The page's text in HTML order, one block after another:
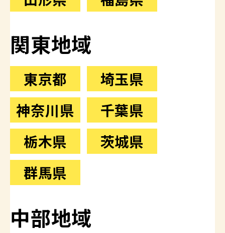
関東地域
東京都
埼玉県
神奈川県
千葉県
栃木県
茨城県
群馬県
中部地域